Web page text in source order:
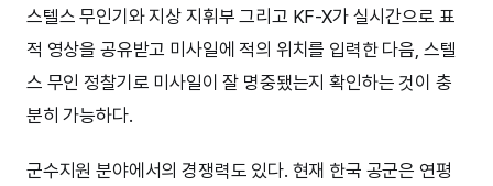
스텔스 무인기와 지상 지휘부 그리고 KF-X가 실시간으로 표
적 영상을 공유받고 미사일에 적의 위치를 입력한 다음, 스텔
스 무인 정찰기로 미사일이 잘 명중됐는지 확인하는 것이 충
분히 가능하다.
군수지원 분야에서의 경쟁력도 있다. 현재 한국 공군은 연평